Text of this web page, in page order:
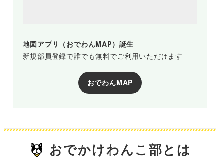
地図アプリ（おでわんMAP）誕生
新規部員登録で誰でも無料でご利用いただけます
おでわんMAP
おでかけわんこ部とは